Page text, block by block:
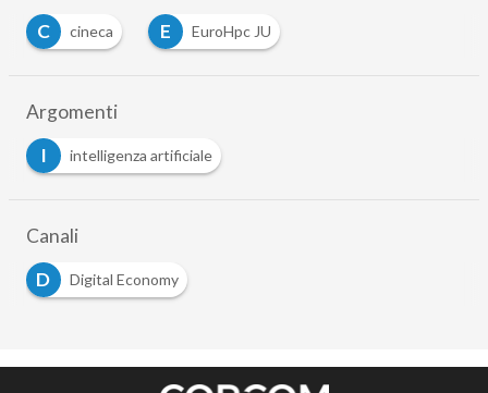
C
cineca E EuroHpc JU
Argomenti
I
intelligenza artificiale
Canali
D
Digital Economy